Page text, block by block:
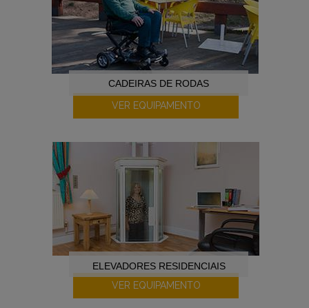
VER EQUIPAMENTO
CADEIRAS DE RODAS
VER EQUIPAMENTO
ELEVADORES RESIDENCIAIS